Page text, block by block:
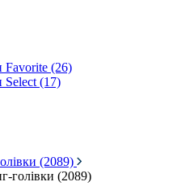
(26)
(17)
(2089)
голівки (2089)